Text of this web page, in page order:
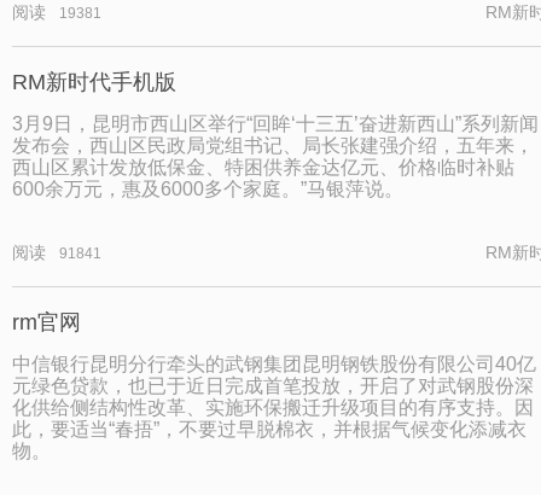
阅读 19381 RM新
RM新时代手机版
3月9日，昆明市西山区举行“回眸‘十三五’奋进新西山”系列新闻
发布会，西山区民政局党组书记、局长张建强介绍，五年来，
西山区累计发放低保金、特困供养金达亿元、价格临时补贴
600余万元，惠及6000多个家庭。”马银萍说。
阅读 91841 RM新
rm官网
中信银行昆明分行牵头的武钢集团昆明钢铁股份有限公司40亿
元绿色贷款，也已于近日完成首笔投放，开启了对武钢股份深
化供给侧结构性改革、实施环保搬迁升级项目的有序支持。因
此，要适当“春捂”，不要过早脱棉衣，并根据气候变化添减衣
物。